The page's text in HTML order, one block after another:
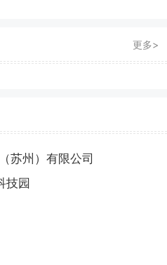
更多>
苏州）有限公司
技园